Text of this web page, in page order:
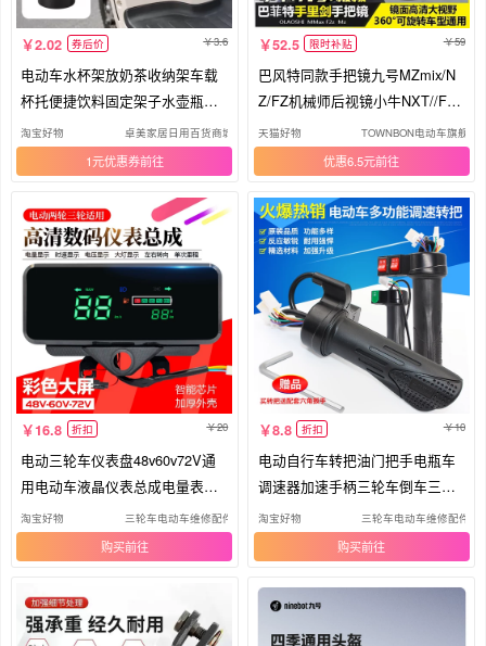
2.02 券后价 3.6
电动车水杯架放奶茶收纳架车载
杯托便捷饮料固定架子水壶瓶置
物架
淘宝好物 卓美家居日用百货商城
1元优惠券
52.5 限时补贴 59
巴风特同款手把镜九号MZmix/N
Z/FZ机械师后视镜小牛NXT//FX
倒车镜
天猫好物 TOWNBON电动车旗舰店
优惠6.5元
16.8 折扣 20
电动三轮车仪表盘48v60v72V通
用电动车液晶仪表总成电量表里
程表
淘宝好物 三轮车电动车维修配件店
购买
8.8 折扣 10
电动自行车转把油门把手电瓶车
调速器加速手柄三轮车倒车三速
转把
淘宝好物 三轮车电动车维修配件店
购买